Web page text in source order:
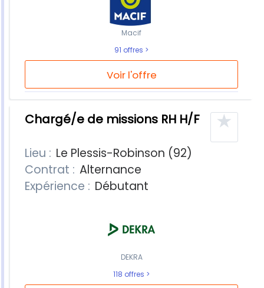
Voir l'offre
Macif
91 offres
Chargé/e de missions RH H/F ★
Lieu : Le Plessis-Robinson (92)
Contrat : Alternance
Expérience : Débutant
DEKRA
118 offres